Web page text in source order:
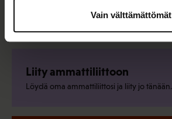
Vain välttämättömät
Liity ammattiliittoon
Löydä oma ammattiliittosi ja liity jo tänään.